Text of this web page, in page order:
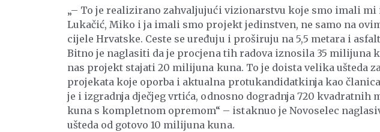
„– To je realizirano zahvaljujući vizionarstvu koje smo imali mi
Lukačić, Miko i ja imali smo projekt jedinstven, ne samo na
cijele Hrvatske. Ceste se uređuju i proširuju na 5,5 metara i
Bitno je naglasiti da je procjena tih radova iznosila 35 milijuna
nas projekt stajati 20 milijuna kuna. To je doista velika ušteda
projekata koje oporba i aktualna protukandidatkinja kao
je i izgradnja dječjeg vrtića, odnosno dogradnja 720
kuna s kompletnom opremom“ – istaknuo je Novoselec
ušteda od gotovo 10 milijuna kuna.